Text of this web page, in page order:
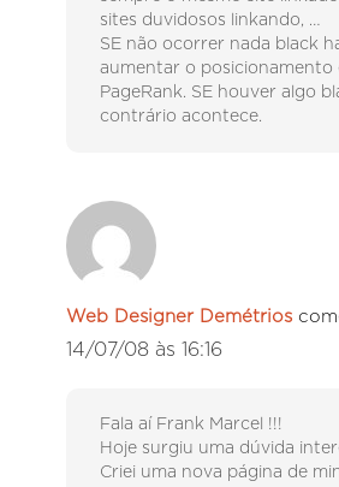
sites duvidosos linkando, …
SE não ocorrer nada black
aumentar o posicionamento
PageRank. SE houver algo
contrário acontece.
Web Designer Demétrios
14/07/08 às 16:16
Fala aí Frank Marcel !!!
Hoje surgiu uma dúvida
Criei uma nova página de